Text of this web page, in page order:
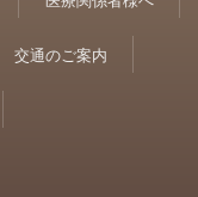
交通のご案内